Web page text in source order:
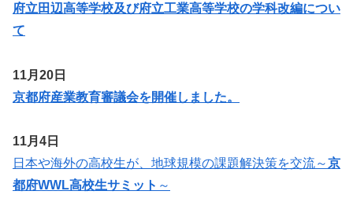
府立田辺高等学校及び府立工業高等学校の学科改編につい
て
11月20日
京都府産業教育審議会を開催しました。
11月4日
日本や海外の高校生が、地球規模の課題解決策を交流～京
都府WWL高校生サミット ～